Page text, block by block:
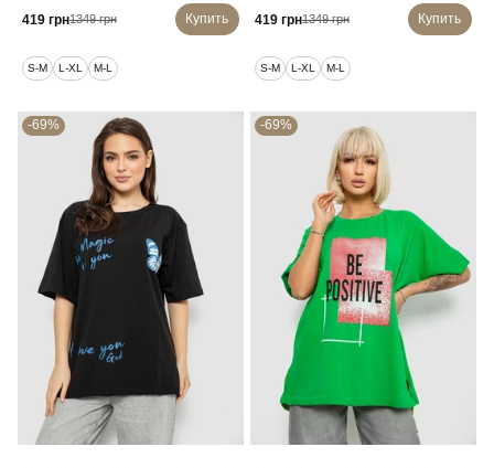
419 грн1349 грн Купить
S-M L-XL M-L
419 грн1349 грн Купить
S-M L-XL M-L
-69% -69%